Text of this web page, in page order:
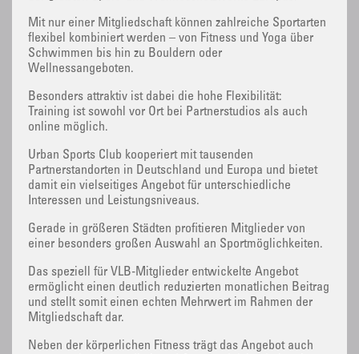
Mit nur einer Mitgliedschaft können zahlreiche Sportarten
flexibel kombiniert werden – von Fitness und Yoga über
Schwimmen bis hin zu Bouldern oder
Wellnessangeboten.
Besonders attraktiv ist dabei die hohe Flexibilität:
Training ist sowohl vor Ort bei Partnerstudios als auch
online möglich.
Urban Sports Club kooperiert mit tausenden
Partnerstandorten in Deutschland und Europa und bietet
damit ein vielseitiges Angebot für unterschiedliche
Interessen und Leistungsniveaus.
Gerade in größeren Städten profitieren Mitglieder von
einer besonders großen Auswahl an Sportmöglichkeiten.
Das speziell für VLB-Mitglieder entwickelte Angebot
ermöglicht einen deutlich reduzierten monatlichen Beitrag
und stellt somit einen echten Mehrwert im Rahmen der
Mitgliedschaft dar.
Neben der körperlichen Fitness trägt das Angebot auch